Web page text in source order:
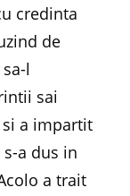
credinta
de
l
sai
a impartit
a dus in
a trait